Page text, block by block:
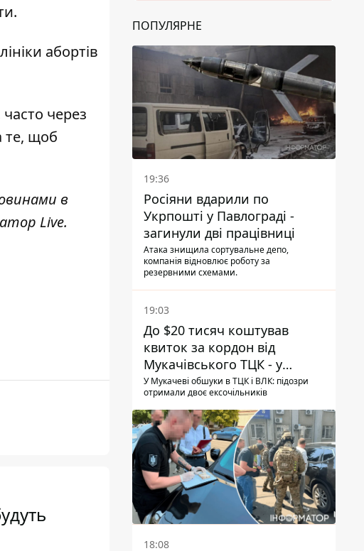
абортів
через
те, щоб
в
Live.
ПОПУЛЯРНЕ
19:36
Росіяни вдарили по
Укрпошті у Павлограді -
загинули дві працівниці
Атака знищила сортувальне депо,
компанія відновлює роботу за
резервними схемами.
19:03
До $20 тисяч коштував
квиток за кордон від
Мукачівського ТЦК - у
гучній справі перші підозри
отримали двоє колишніх
керівників
У Мукачеві обшуки в ТЦК і ВЛК: підозри
отримали двоє ексочільників
18:08